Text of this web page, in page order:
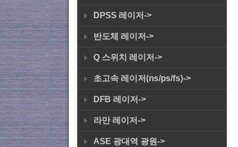
DPSS 레이저->
반도체 레이저->
Q 스위치 레이저->
초고속 레이저(ns/ps/fs)->
DFB 레이저->
라만 레이저->
ASE 광대역 광원->